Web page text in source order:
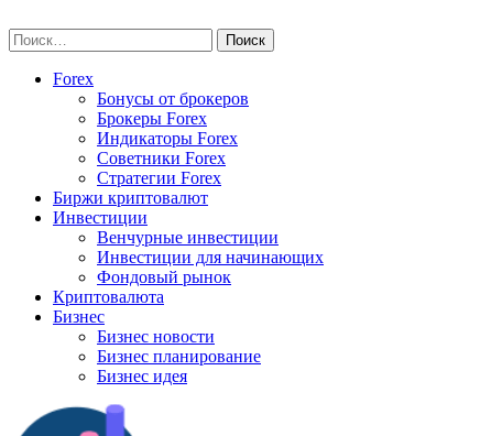
to
content
Найти:
Forex
Бонусы от брокеров
Брокеры Forex
Индикаторы Forex
Советники Forex
Стратегии Forex
Биржи криптовалют
Инвестиции
Венчурные инвестиции
Инвестиции для начинающих
Фондовый рынок
Криптовалюта
Бизнес
Бизнес новости
Бизнес планирование
Бизнес идея